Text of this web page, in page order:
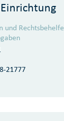
und Rechtsbehelfe
21777